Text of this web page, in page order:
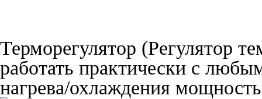
Терморегулятор (Регулятор
работать практически с
нагрева/охлаждения